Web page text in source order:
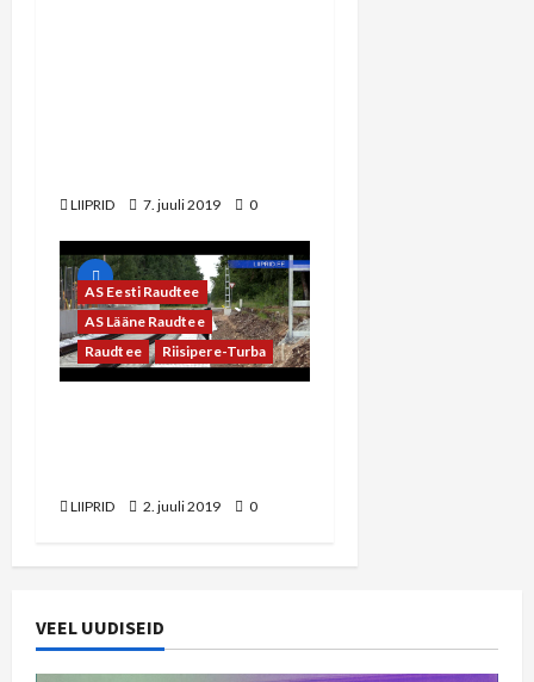
LIIPRID 7. juuli 2019 0
AS Eesti Raudtee
AS Lääne Raudtee
Raudtee
Riisipere-Turba
LIIPRID 2. juuli 2019 0
VEEL UUDISEID